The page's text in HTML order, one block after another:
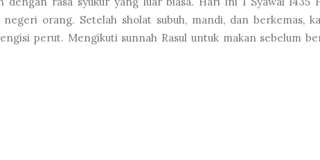
orang. Setelah sholat subuh, mandi, dan berkemas,
perut. Mengikuti sunnah Rasul untuk makan sebelum